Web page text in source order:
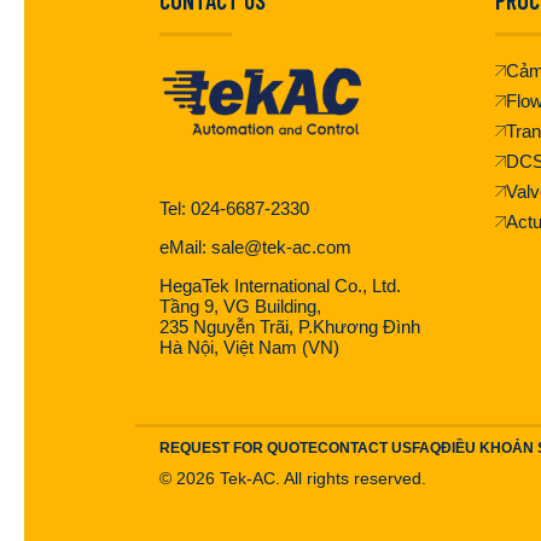
Tel: 024-6687-2330
eMail: sale@tek-ac.com
HegaTek International Co., Ltd.
Tầng 9, VG Building,
235 Nguyễn Trãi, P.Khương Đình
Hà Nội, Việt Nam (VN)
REQUEST FOR QUOTECONTACT USFAQĐIỀU KHOẢN
© 2026 Tek-AC. All rights reserved.